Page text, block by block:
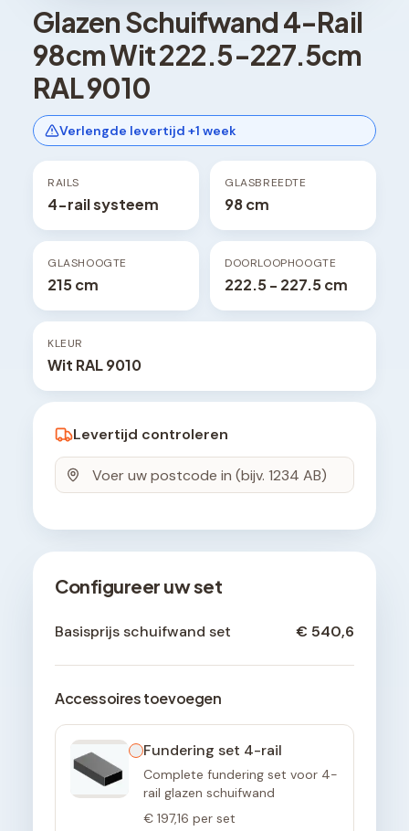
Glazen Schuifwand 4-Rail
98cm Wit 222.5-227.5cm
RAL 9010
Verlengde levertijd +1 week
RAILS
4-rail systeem
GLASBREEDTE
98 cm
GLASHOOGTE
215 cm
DOORLOOPHOOGTE
222.5 - 227.5 cm
KLEUR
Wit RAL 9010
Levertijd controleren
Configureer uw set
Basisprijs schuifwand set € 540,6
Accessoires toevoegen
Fundering set 4-rail
Complete fundering set voor 4-
rail glazen schuifwand
€ 197,16 per set